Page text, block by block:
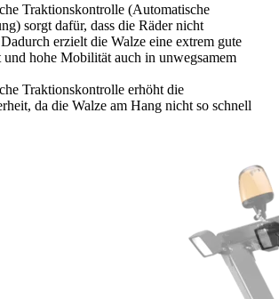
Traktionskontrolle (Automatische
sorgt dafür, dass die Räder nicht
erzielt die Walze eine extrem gute
und hohe Mobilität auch in unwegsamem
Traktionskontrolle erhöht die
da die Walze am Hang nicht so schnell